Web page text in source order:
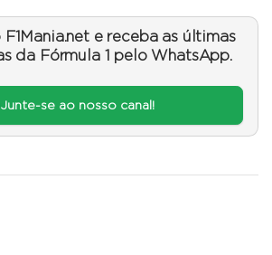
F1Mania.net e receba as últimas
da Fórmula 1 pelo WhatsApp.
Junte-se ao nosso canal!